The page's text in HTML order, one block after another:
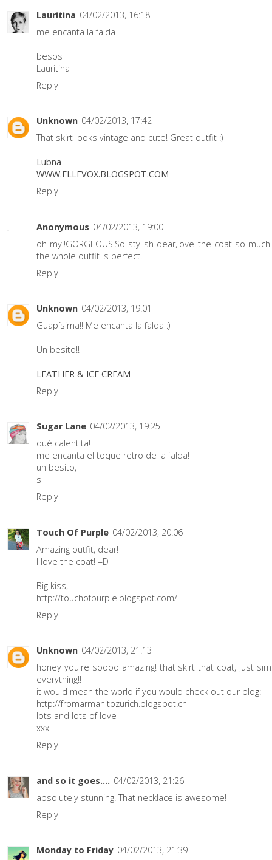
Lauritina 04/02/2013, 16:18
me encanta la falda
besos
Lauritina
Reply
Unknown 04/02/2013, 17:42
That skirt looks vintage and cute! Great outfit :)
Lubna
WWW.ELLEVOX.BLOGSPOT.COM
Reply
Anonymous 04/02/2013, 19:00
oh my!!GORGEOUS!So stylish dear,love the coat so
the whole outfit is perfect!
Reply
Unknown 04/02/2013, 19:01
Guapísima!! Me encanta la falda :)
Un besito!!
LEATHER & ICE CREAM
Reply
Sugar Lane 04/02/2013, 19:25
qué calentita!
me encanta el toque retro de la falda!
un besito,
s
Reply
Touch Of Purple 04/02/2013, 20:06
Amazing outfit, dear!
I love the coat! =D
Big kiss,
http://touchofpurple.blogspot.com/
Reply
Unknown 04/02/2013, 21:13
honey you're soooo amazing! that skirt that coat, just
everything!!
it would mean the world if you would check out our blog:
http://fromarmanitozurich.blogspot.ch
lots and lots of love
xxx
Reply
and so it goes.... 04/02/2013, 21:26
absolutely stunning! That necklace is awesome!
Reply
Monday to Friday 04/02/2013, 21:39